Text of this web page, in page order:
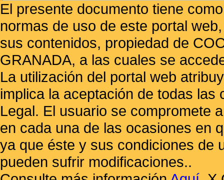
El presente documento tiene
normas de uso de este portal
sus contenidos, propiedad de
GRANADA, a las cuales se
La utilización del portal web
implica la aceptación de todas
Legal. El usuario se compromete
en cada una de las ocasiones en
ya que éste y sus condiciones de
pueden sufrir modificaciones..